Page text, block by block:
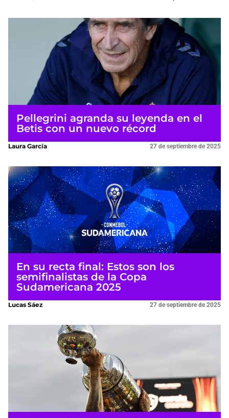
Pellegrini agranda su leyenda en el
Betis con un nuevo récord
Laura García 27 de septiembre de 2025
En su recta final: Estos son los
semifinalistas de la Copa
Sudamericana 2025
Lucas Sáez 27 de septiembre de 2025